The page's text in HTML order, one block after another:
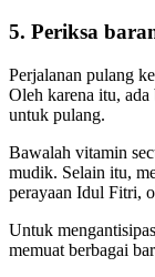
5. Periksa
Perjalanan pulang
Oleh karena itu,
untuk pulang.
Bawalah vitamin
mudik. Selain itu,
perayaan Idul Fitri,
Untuk
memuat berbagai